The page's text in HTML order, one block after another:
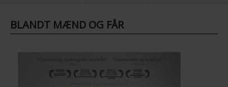
BLANDT MÆND OG FÅR